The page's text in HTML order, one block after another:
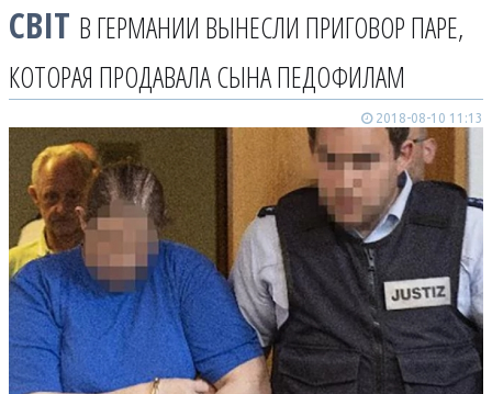
СВІТ В ГЕРМАНИИ ВЫНЕСЛИ ПРИГОВОР ПАРЕ,
КОТОРАЯ ПРОДАВАЛА СЫНА ПЕДОФИЛАМ
2018-08-10 11:13